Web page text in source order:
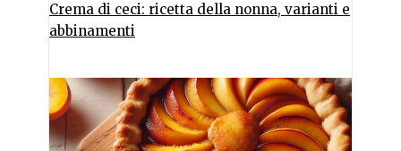
Crema di ceci: ricetta della nonna, varianti e
abbinamenti